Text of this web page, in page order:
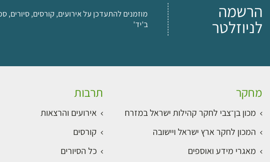
הרשמה
לניוזלטר
מוזמנים להתעדכן על אירועים, קורסים,
ב'יד'
מחקר
מכון בן־צבי לחקר קהילות ישראל במזרח
המכון לחקר ארץ ישראל ויישובה
מאגרי מידע ואוספים
תרבות
אירועים והרצאות
קורסים
כל הסיורים